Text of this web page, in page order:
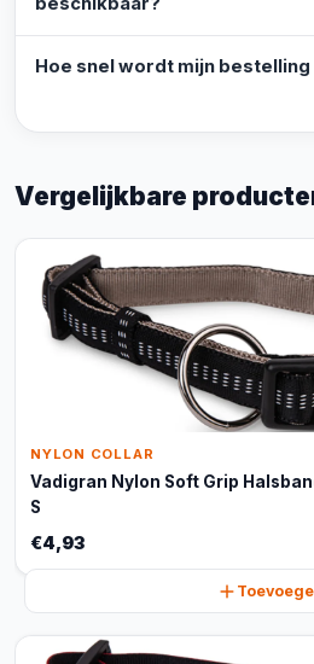
Hoe snel wordt mijn
Vergelijkbare
NYLON COLLAR
Vadigran Nylon Soft Grip
S
€4,93